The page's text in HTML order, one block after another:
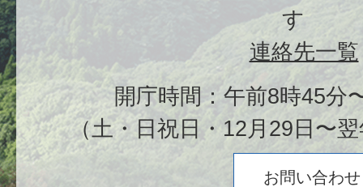
す
連絡先一覧
開庁時間：午前8時45分
（土・日祝日・12月29日〜
お問い合わせ